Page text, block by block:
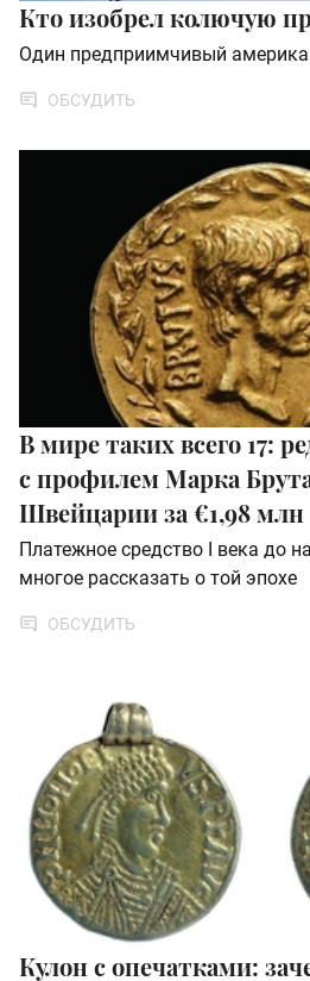
Кто изобрел колючую
Один предприимчивый
ОБСУДИТЬ
В мире таких всего 17:
с профилем Марка
Швейцарии за €1,98 млн
Платежное средство I века до
многое рассказать о той эпохе
ОБСУДИТЬ
Кулон с опечатками: